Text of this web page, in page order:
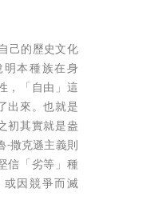
己的歷史文化
本種族在身
，「自由」這
出來。也就是
初其實就是盎
-撒克遜主義則
信「劣等」種
或因競爭而滅